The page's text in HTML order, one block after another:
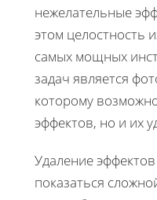
нежелательные
этом целостность
самых мощных
задач является
которому
эффектов, но и их
Удаление
показаться